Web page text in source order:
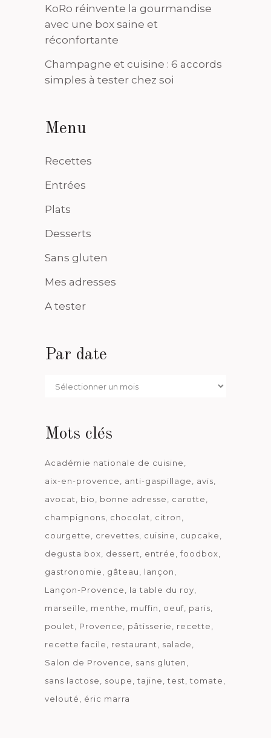
KoRo réinvente la gourmandise
avec une box saine et
réconfortante
Champagne et cuisine : 6 accords
simples à tester chez soi
Menu
Recettes
Entrées
Plats
Desserts
Sans gluten
Mes adresses
A tester
Par date
Par
Mots clés
Académie nationale de cuisine
aix-en-provence
anti-gaspillage
avis
avocat
bio bonne adresse
carotte
champignons
chocolat
citron
courgette
crevettes cuisine
cupcake
degusta box
dessert entrée
foodbox
gastronomie
gâteau
lançon
Lançon-Provence
la table du roy
marseille
menthe muffin oeuf paris
poulet
Provence pâtisserie
recette
recette facile
restaurant
salade
Salon de Provence
sans gluten
sans lactose
soupe tajine test
tomate
velouté
éric marra